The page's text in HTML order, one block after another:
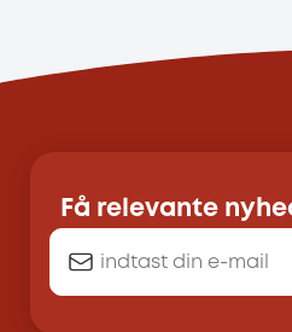
Få relevante